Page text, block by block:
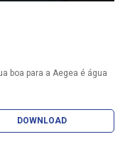
boa para a Aegea é água
DOWNLOAD